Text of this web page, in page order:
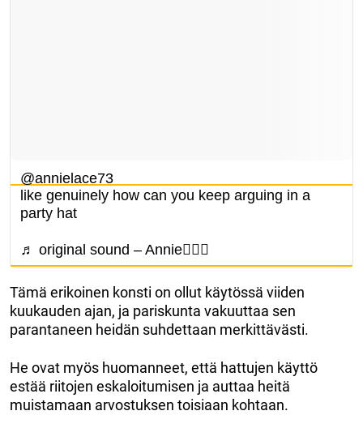
@annielace73
like genuinely how can you keep arguing in a
party hat
♬ original sound – Annie🧚🏼‍♀️
Tämä erikoinen konsti on ollut käytössä viiden
kuukauden ajan, ja pariskunta vakuuttaa sen
parantaneen heidän suhdettaan merkittävästi.
He ovat myös huomanneet, että hattujen käyttö
estää riitojen eskaloitumisen ja auttaa heitä
muistamaan arvostuksen toisiaan kohtaan.